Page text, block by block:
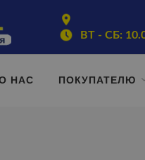
ВТ - СБ:
НАС ПОКУПАТЕЛЮ